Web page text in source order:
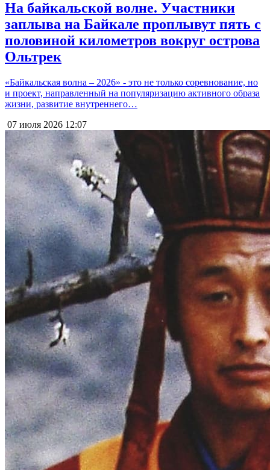
На байкальской волне. Участники
заплыва на Байкале проплывут пять с
половиной километров вокруг острова
Ольтрек
«Байкальская волна – 2026» - это не только соревнование, но
и проект, направленный на популяризацию активного образа
жизни, развитие внутреннего…
07 июля 2026 12:07